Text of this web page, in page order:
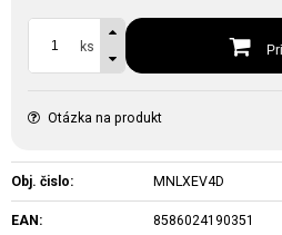
ks
Otázka na produkt
Obj. čislo: MNLXEV4D
EAN: 8586024190351